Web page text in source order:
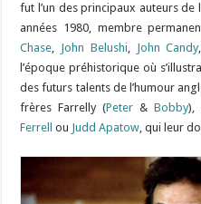
fut l’un des principaux auteurs
années 1980, membre
Chase, John Belushi, John Candy
l’époque préhistorique où
des futurs talents de l’humour
frères Farrelly (Peter &Bobby),
Ferrell ou Judd Apatow, qui leur